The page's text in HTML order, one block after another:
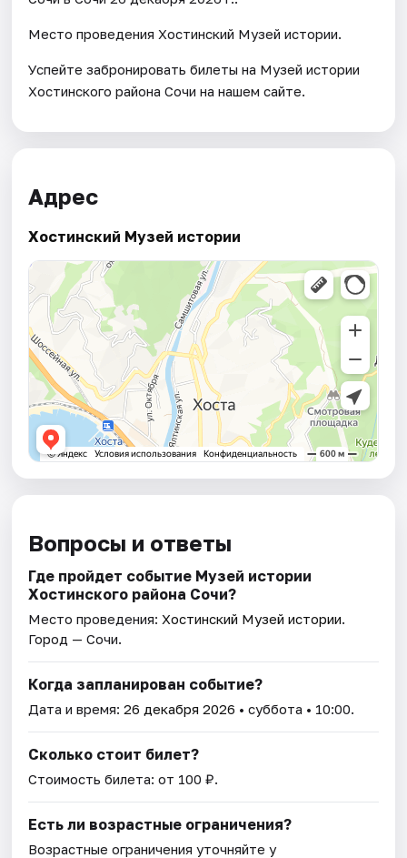
Место проведения Хостинский Музей истории.
Успейте забронировать билеты на Музей истории
Хостинского района Сочи на нашем сайте.
Адрес
Хостинский Музей истории
Вопросы и ответы
Где пройдет событие Музей истории
Хостинского района Сочи?
Место проведения:Хостинский Музей истории.
Город — Сочи.
Когда запланирован событие?
Дата и время:26 декабря 2026 • суббота • 10:00.
Сколько стоит билет?
Стоимость билета: от 100 ₽.
Есть ли возрастные ограничения?
Возрастные ограничения уточняйте у